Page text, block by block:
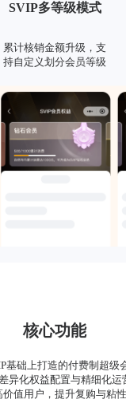
SVIP多等级模式
累计核销金额升级，支
持自定义划分会员等级
核心功能
基础上打造的付费制超级
异化权益配置与精细化运
价值用户，提升复购与粘性